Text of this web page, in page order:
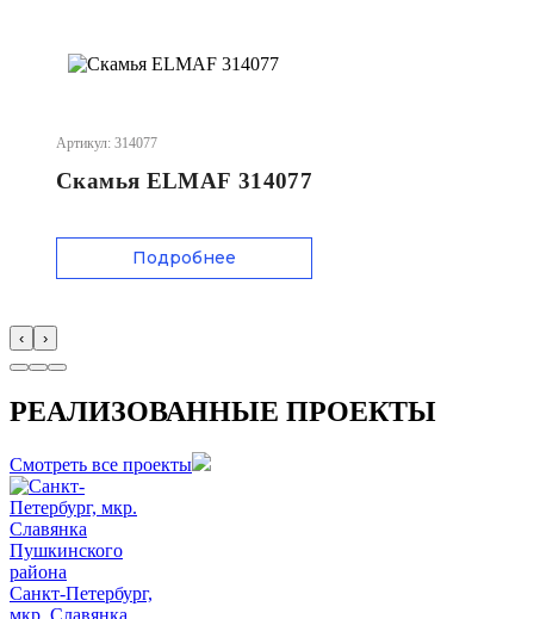
Артикул: 314077
Скамья ELMAF 314077
Подробнее
‹ ›
РЕАЛИЗОВАННЫЕ ПРОЕКТЫ
Смотреть все проекты
Санкт-Петербург,
мкр. Славянка